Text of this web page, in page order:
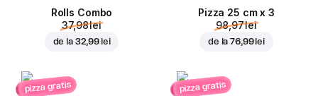
Rolls Combo
37,98 lei
de la 32,99 lei
Pizza 25 cm x 3
98,97 lei
de la76,99 lei
pizza gratis pizza gratis